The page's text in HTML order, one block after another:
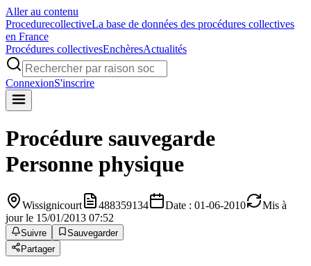
Aller au contenu
ProcedurecollectiveLa base de données des procédures collectives
en France
Procédures collectivesEnchèresActualités
ConnexionS'inscrire
Procédure sauvegarde
Personne physique
Wissignicourt 488359134 Date : 01-06-2010
Mis à
jour le 15/01/2013 07:52
Suivre
Sauvegarder
Partager